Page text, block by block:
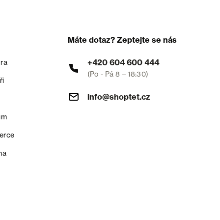
Máte dotaz? Zeptejte se nás
+420 604 600 444
(Po - Pá 8 – 18:30)
info@shoptet.cz